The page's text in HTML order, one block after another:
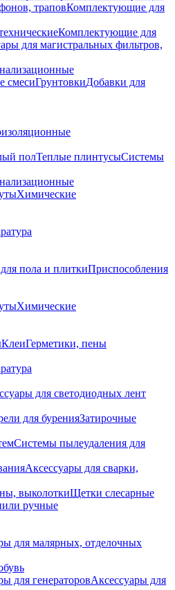
траповКомплектующие для
Комплектующие для
для магистральных фильтров,
смесиГрунтовкиДобавки для
полТеплые плинтусыСистемы
Химические
пола и плиткиПриспособления
Химические
КлеиГерметики, пены
для светодиодных лент
для буренияЗатирочные
Системы пылеудаления для
Аксессуары для сварки,
выколоткиЩетки слесарные
ручные
для малярных, отделочных
для генераторовАксессуары для